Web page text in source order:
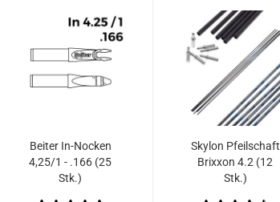
Beiter In-Nocken
4,25/1 - .166 (25
Stk.)
Skylon Pfeilschaft
Brixxon 4.2 (12
Stk.)